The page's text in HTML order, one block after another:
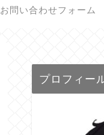
お問い合わせフォーム
プロフィー